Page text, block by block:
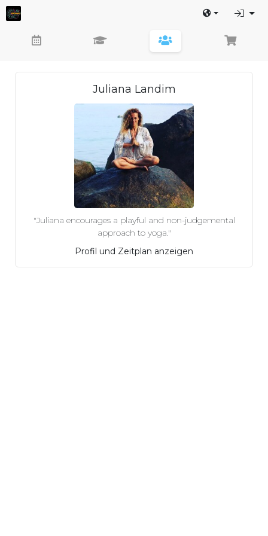
Juliana Landim
"Juliana encourages a playful and non-judgemental
approach to yoga."
Profil und Zeitplan anzeigen